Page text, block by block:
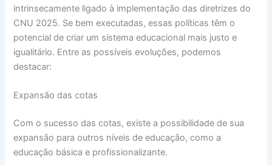
intrinsecamente ligado à implementação das diretrizes do
CNU 2025. Se bem executadas, essas políticas têm o
potencial de criar um sistema educacional mais justo e
igualitário. Entre as possíveis evoluções, podemos
destacar:
Expansão das cotas
Com o sucesso das cotas, existe a possibilidade de sua
expansão para outros níveis de educação, como a
educação básica e profissionalizante.